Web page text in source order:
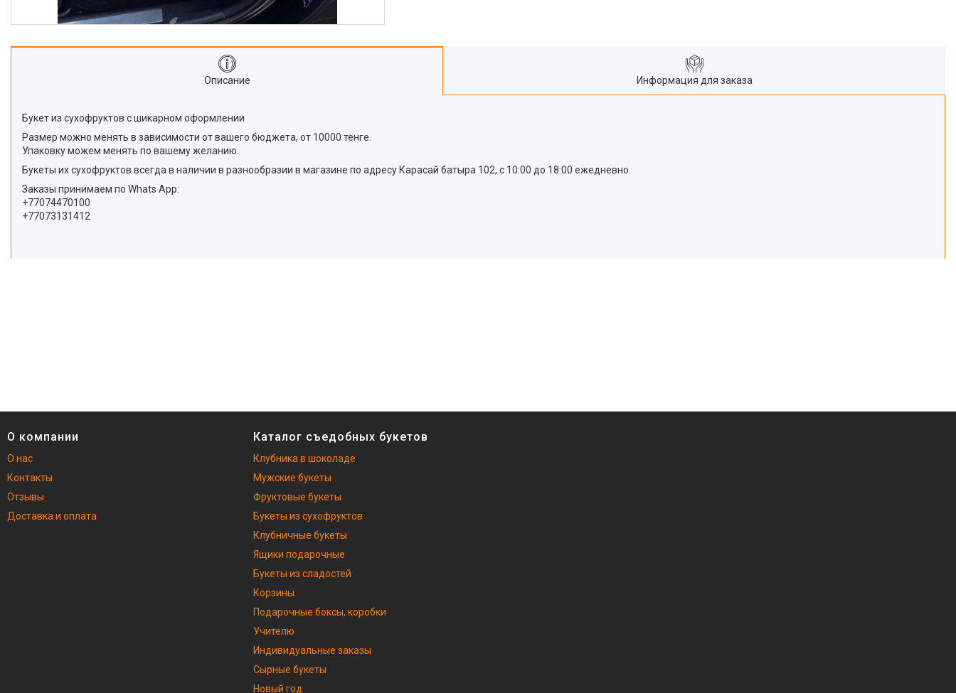
Отзывы
Описание Информация для заказа
Букет из сухофруктов с шикарном оформлении
Размер можно менять в зависимости от вашего бюджета, от 10000 тенге.
Упаковку можем менять по вашему желанию.
Букеты их сухофруктов всегда в наличии в разнообразии в магазине по адресу Карасай батыра 102, с 10:00 до 18:00 ежедневно.
Заказы принимаем по Whats App:
+77074470100
+77073131412
О компании
О нас
Контакты
Отзывы
Доставка и оплата
Каталог съедобных букетов
Клубника в шоколаде
Мужские букеты
Фруктовые букеты
Букеты из сухофруктов
Клубничные букеты
Ящики подарочные
Букеты из сладостей
Корзины
Подарочные боксы, коробки
Учителю
Индивидуальные заказы
Сырные букеты
Новый год